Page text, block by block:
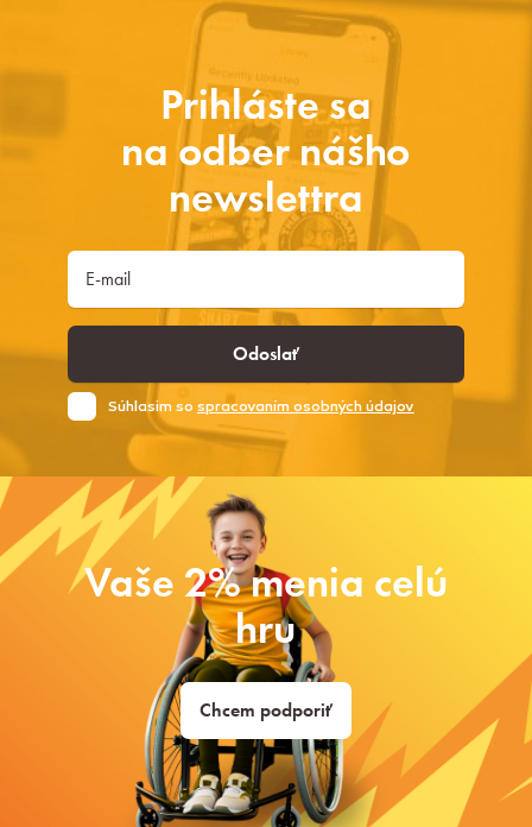
Prihláste sa
na odber nášho
newslettra
Odoslať
Súhlasim so spracovaním osobných údajov
Vaše 2% menia celú
hru
Chcem podporiť